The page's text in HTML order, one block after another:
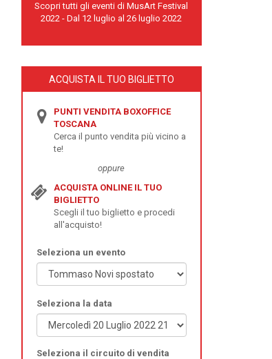
Scopri tutti gli eventi di MusArt Festival
2022 - Dal 12 luglio al 26 luglio 2022
ACQUISTA IL TUO BIGLIETTO
PUNTI VENDITA BOXOFFICE
TOSCANA
Cerca il punto vendita più vicino a
te!
oppure
ACQUISTA ONLINE IL TUO
BIGLIETTO
Scegli il tuo biglietto e procedi
all'acquisto!
Seleziona un evento
Seleziona la data
Seleziona il circuito di vendita